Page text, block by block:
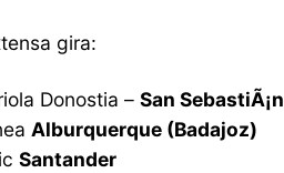
gira:
Donostia – San SebastiÃ¡n
Alburquerque (Badajoz)
Santander